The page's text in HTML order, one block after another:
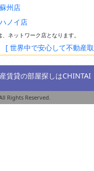
州店
ノイ店
ネットワーク店となります。
世界中で安心して不動産
賃貸の部屋探しはCHINTAI
Rights Reserved.